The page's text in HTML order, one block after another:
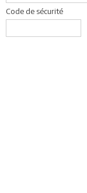
Code de sécurité